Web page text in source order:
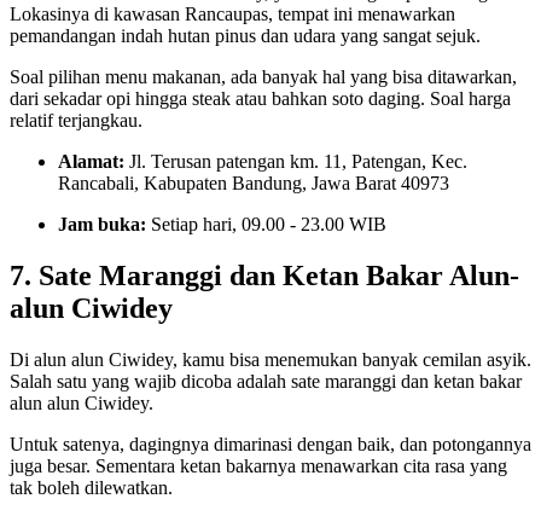
Lokasinya di kawasan Rancaupas, tempat ini menawarkan
pemandangan indah hutan pinus dan udara yang sangat sejuk.
Soal pilihan menu makanan, ada banyak hal yang bisa ditawarkan,
dari sekadar opi hingga steak atau bahkan soto daging. Soal harga
relatif terjangkau.
Alamat: Jl. Terusan patengan km. 11, Patengan, Kec.
Rancabali, Kabupaten Bandung, Jawa Barat 40973
Jam buka: Setiap hari, 09.00 - 23.00 WIB
7. Sate Maranggi dan Ketan Bakar Alun-
alun Ciwidey
Di alun alun Ciwidey, kamu bisa menemukan banyak cemilan asyik.
Salah satu yang wajib dicoba adalah sate maranggi dan ketan bakar
alun alun Ciwidey.
Untuk satenya, dagingnya dimarinasi dengan baik, dan potongannya
juga besar. Sementara ketan bakarnya menawarkan cita rasa yang
tak boleh dilewatkan.